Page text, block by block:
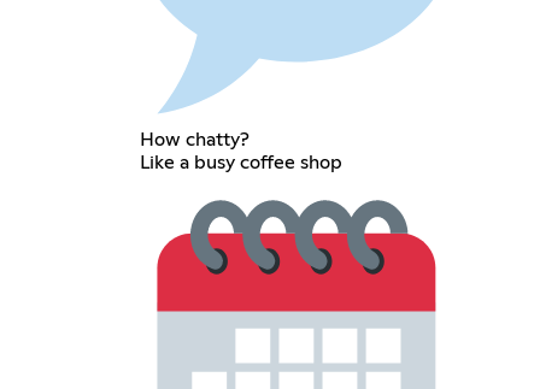
How chatty?
Like a busy coffee shop